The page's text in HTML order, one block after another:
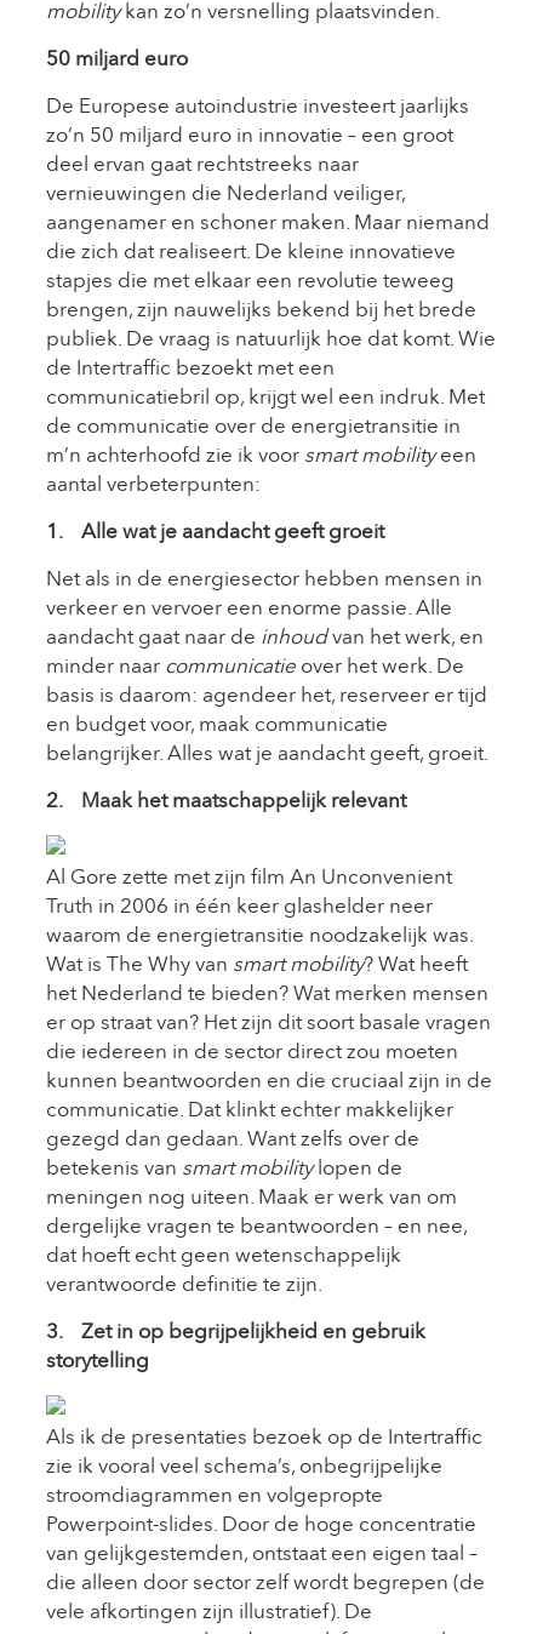
mobilitykan zo’n versnelling plaatsvinden.
50 miljard euro
De Europese autoindustrie investeert jaarlijks
zo’n 50 miljard euro in innovatie – een groot
deel ervan gaat rechtstreeks naar
vernieuwingen die Nederland veiliger,
aangenamer en schoner maken. Maar niemand
die zich dat realiseert. De kleine innovatieve
stapjes die met elkaar een revolutie teweeg
brengen, zijn nauwelijks bekend bij het brede
publiek. De vraag is natuurlijk hoe dat komt. Wie
de Intertraffic bezoekt met een
communicatiebril op, krijgt wel een indruk. Met
de communicatie over de energietransitie in
m’n achterhoofd zie ik voor smart mobilityeen
aantal verbeterpunten:
1. Alle wat je aandacht geeft groeit
Net als in de energiesector hebben mensen in
verkeer en vervoer een enorme passie. Alle
aandacht gaat naar de inhoudvan het werk, en
minder naar communicatieover het werk. De
basis is daarom: agendeer het, reserveer er tijd
en budget voor, maak communicatie
belangrijker. Alles wat je aandacht geeft, groeit.
2. Maak het maatschappelijk relevant
Al Gore zette met zijn film An Unconvenient
Truth in 2006 in één keer glashelder neer
waarom de energietransitie noodzakelijk was.
Wat is The Why van smart mobility? Wat heeft
het Nederland te bieden? Wat merken mensen
er op straat van? Het zijn dit soort basale vragen
die iedereen in de sector direct zou moeten
kunnen beantwoorden en die cruciaal zijn in de
communicatie. Dat klinkt echter makkelijker
gezegd dan gedaan. Want zelfs over de
betekenis van smart mobilitylopen de
meningen nog uiteen. Maak er werk van om
dergelijke vragen te beantwoorden – en nee,
dat hoeft echt geen wetenschappelijk
verantwoorde definitie te zijn.
3. Zet in op begrijpelijkheid en gebruik
storytelling
Als ik de presentaties bezoek op de Intertraffic
zie ik vooral veel schema’s, onbegrijpelijke
stroomdiagrammen en volgepropte
Powerpoint-slides. Door de hoge concentratie
van gelijkgestemden, ontstaat een eigen taal –
die alleen door sector zelf wordt begrepen (de
vele afkortingen zijn illustratief). De